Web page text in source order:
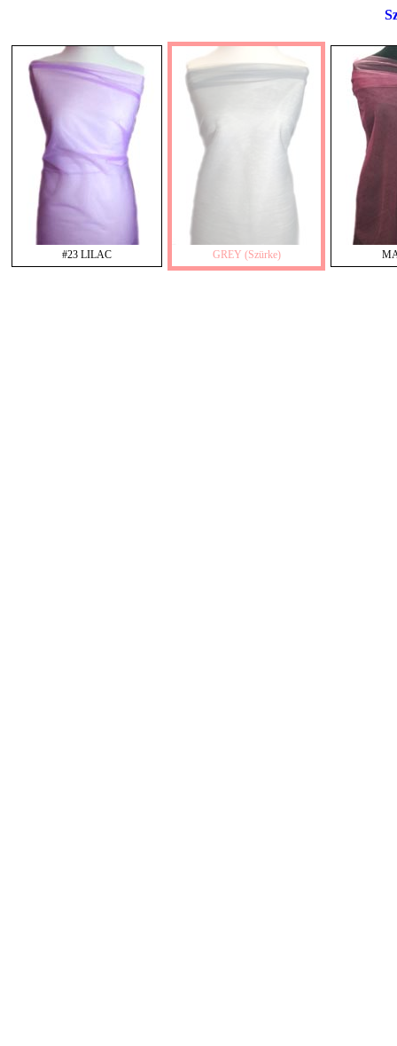
#23 LILAC GREY (Szürke)